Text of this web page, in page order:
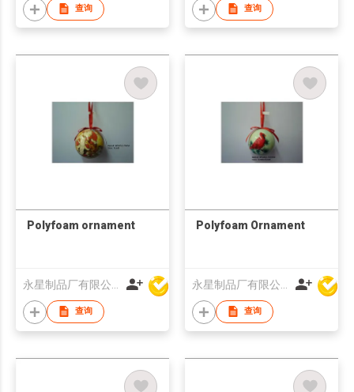
查询 查询
Polyfoam ornament
查询
Polyfoam Ornament
查询